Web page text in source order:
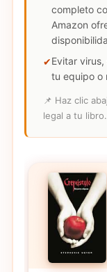
completo
Amazon
Evitar
tu equipo o
📌 Haz clic
legal a tu libro.